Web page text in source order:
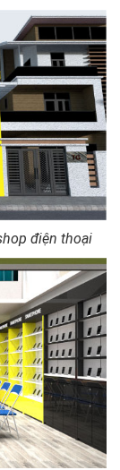
điện thoại